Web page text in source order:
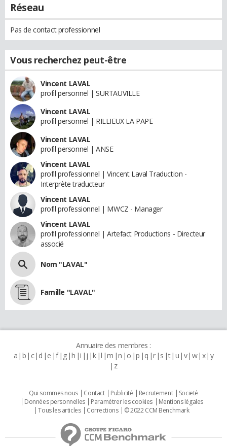
Réseau
Pas de contact professionnel
Vous recherchez peut-être
Vincent LAVAL
profil personnel | SURTAUVILLE
Vincent LAVAL
profil personnel | RILLIEUX LA PAPE
Vincent LAVAL
profil personnel | ANSE
Vincent LAVAL
profil professionnel | Vincent Laval Traduction -
Interprète traducteur
Vincent LAVAL
profil professionnel | MWCZ - Manager
Vincent LAVAL
profil professionnel | Artefact Productions - Directeur
associé
Nom "LAVAL"
Famille "LAVAL"
Annuaire des membres :
a b c d e f g h i j k l m n o p q r s t u v w x y
z
Qui sommes nous Contact Publicité Recrutement
Societé
Données personnelles
Paramétrer les cookies
Mentions légales
Tous les articles
Corrections © 2022 CCM Benchmark